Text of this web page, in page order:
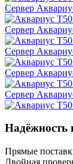
Сервер
Сервер
Сервер
Сервер
Сервер
Надёжность
Прямые
Двойная